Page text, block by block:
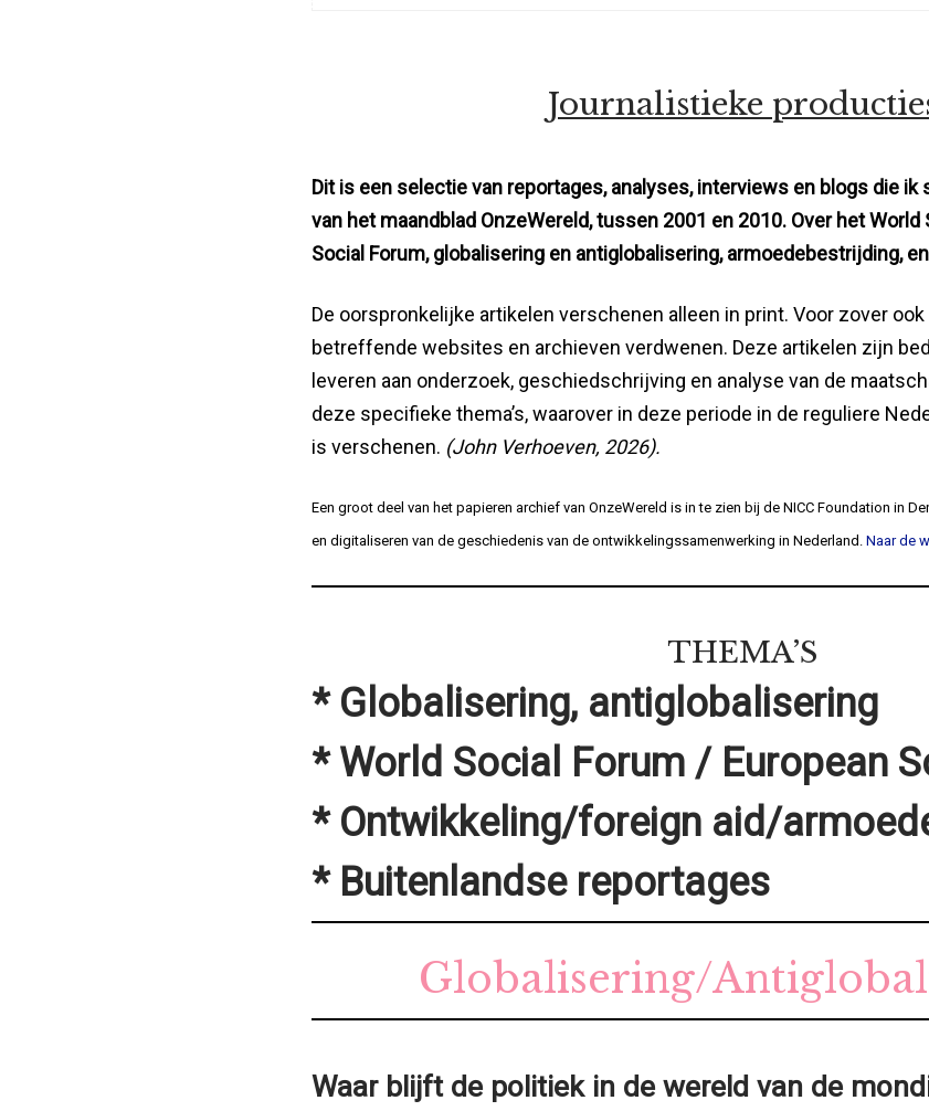
Journalistieke
Dit is een selectie van reportages, analyses, interviews en blogs die
van het maandblad OnzeWereld, tussen 2001 en 2010. Over het World
Social Forum, globalisering en antiglobalisering, armoedebestrijding,
De oorspronkelijke artikelen verschenen alleen in print. Voor zover
betreffende websites en archieven verdwenen. Deze artikelen zijn
leveren aan onderzoek, geschiedschrijving en analyse van de
deze specifieke thema’s, waarover in deze periode in de reguliere
is verschenen. (John Verhoeven, 2026).
Een groot deel van het papieren archief van OnzeWereld is in te zien bij de NICC Foundation in
en digitaliseren van de geschiedenis van de ontwikkelingssamenwerking in Nederland. Naar de
THEMA’S
* Globalisering, antiglobalisering
* World Social Forum / European
* Ontwikkeling/foreign aid/
* Buitenlandse reportages
Globalisering/
Waar blijft de politiek in de wereld van de